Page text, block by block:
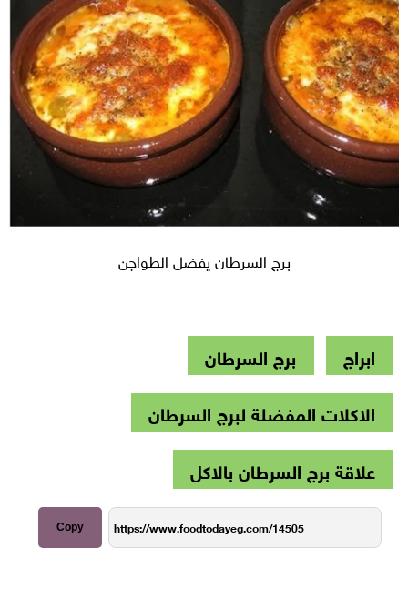
برج السرطان يفضل الطواجن
ابراج
برج السرطان
الاكلات المفضلة لبرج السرطان
علاقة برج السرطان بالاكل
Copy